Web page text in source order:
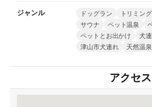
ジャンル ドッグラン トリミング
サウナ
ペット温泉
ペットとお出かけ
犬
津山市犬連れ
天然温泉
アクセス